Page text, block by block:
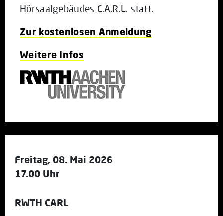
Hörsaalgebäudes C.A.R.L. statt.
Zur kostenlosen Anmeldung
Weitere Infos
Freitag, 08. Mai 2026
17.00 Uhr
RWTH CARL